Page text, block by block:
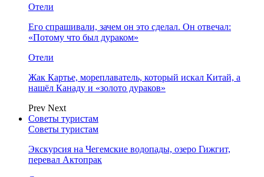
Отели
Его спрашивали, зачем он это сделал. Он отвечал:
«Потому что был дураком»
Отели
Жак Картье, мореплаватель, который искал Китай, а
нашёл Канаду и «золото дураков»
Prev Next
Советы туристам
Советы туристам
Экскурсия на Чегемские водопады, озеро Гижгит,
перевал Актопрак